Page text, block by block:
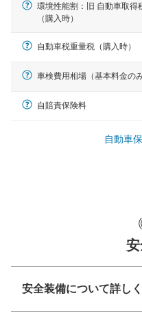
一般的な荷
環境性能割：旧 自動車取得
（購入時）
自動車税重量税（購入時）
車検費用相場（基本料金のみ
自賠責保険料
自動車
安全装備について詳しく